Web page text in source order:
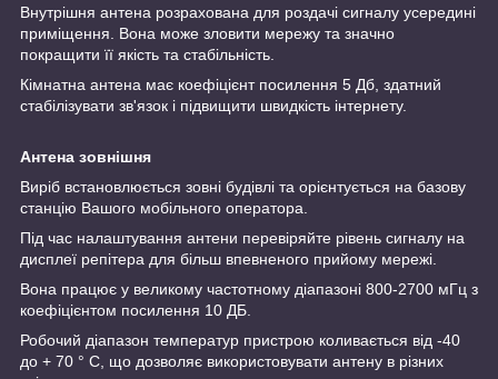
Внутрішня антена розрахована для роздачі сигналу усередині
приміщення. Вона може зловити мережу та значно
покращити її якість та стабільність.
Кімнатна антена має коефіцієнт посилення 5 Дб, здатний
стабілізувати зв'язок і підвищити швидкість інтернету.
Антена зовнішня
Виріб встановлюється зовні будівлі та орієнтується на базову
станцію Вашого мобільного оператора.
Під час налаштування антени перевіряйте рівень сигналу на
дисплеї репітера для більш впевненого прийому мережі.
Вона працює у великому частотному діапазоні 800-2700 мГц з
коефіцієнтом посилення 10 ДБ.
Робочий діапазон температур пристрою коливається від -40
до + 70 ° C, що дозволяє використовувати антену в різних